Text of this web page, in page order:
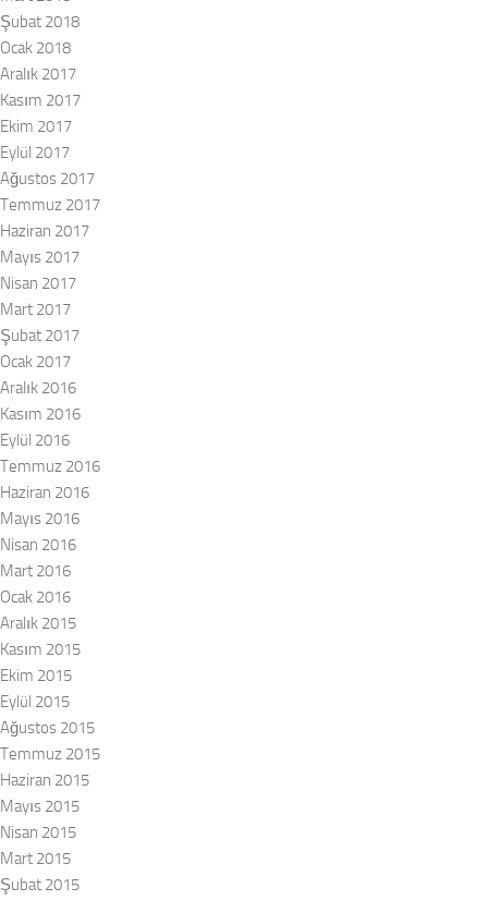
Şubat 2018
Ocak 2018
Aralık 2017
Kasım 2017
Ekim 2017
Eylül 2017
Ağustos 2017
Temmuz 2017
Haziran 2017
Mayıs 2017
Nisan 2017
Mart 2017
Şubat 2017
Ocak 2017
Aralık 2016
Kasım 2016
Eylül 2016
Temmuz 2016
Haziran 2016
Mayıs 2016
Nisan 2016
Mart 2016
Ocak 2016
Aralık 2015
Kasım 2015
Ekim 2015
Eylül 2015
Ağustos 2015
Temmuz 2015
Haziran 2015
Mayıs 2015
Nisan 2015
Mart 2015
Şubat 2015